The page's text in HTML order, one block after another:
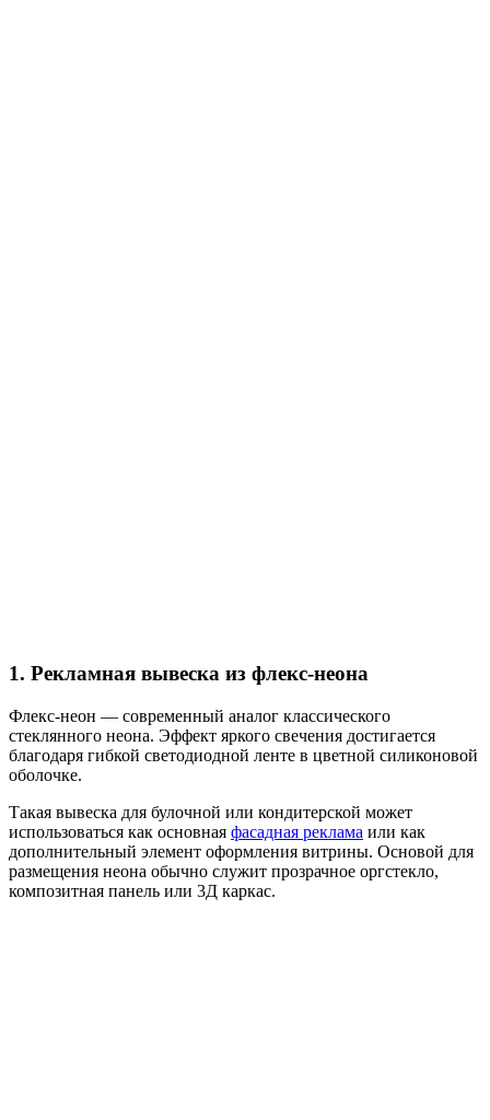
1. Рекламная вывеска из флекс-неона
Флекс-неон — современный аналог классического
стеклянного неона. Эффект яркого свечения достигается
благодаря гибкой светодиодной ленте в цветной силиконовой
оболочке.
Такая вывеска для булочной или кондитерской может
использоваться как основная фасадная реклама или как
дополнительный элемент оформления витрины. Основой для
размещения неона обычно служит прозрачное оргстекло,
композитная панель или 3Д каркас.